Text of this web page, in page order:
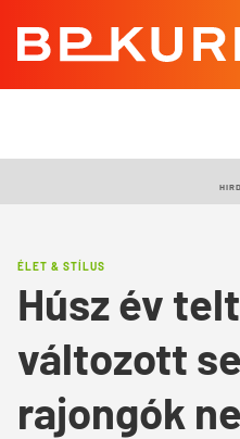
Body
ÉLET & STÍLUS
Húsz év
változott
rajongók